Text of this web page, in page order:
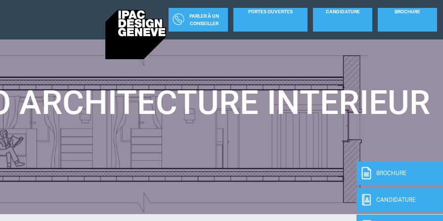
PARLER À UN
CONSEILLER
PORTES OUVERTES CANDIDATURE BROCHURE
BROCHURE
CANDIDATURE
ARCHITECTURE INTERIEUR